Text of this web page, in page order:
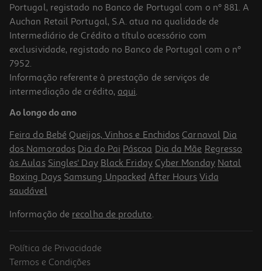
Óleo De Cedro Mistolin 360ml
10.42 €/Lt
3,75 €
Portugal, registado no Banco de Portugal com o nº 881. A
Auchan Retail Portugal, S.A. atua na qualidade de
Intermediário de Crédito a título acessório com
exclusividade, registado no Banco de Portugal com o nº
7952.
Informação referente à prestação de serviços de
intermediação de crédito, aqui.
Ao longo do ano
Feira do Bebé Queijos, Vinhos e Enchidos Carnaval Dia
dos Namorados Dia do Pai Páscoa Dia da Mãe Regresso
às Aulas Singles' Day Black Friday Cyber Monday Natal
Boxing Days Samsung Unpacked After Hours Vida
saudável
Informação de recolha de produto.
Política de Privacidade
Termos e Condições